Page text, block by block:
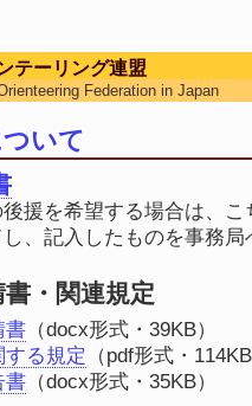
テーリング連盟
Federation in Japan
いて
援を希望する場合は、
、記入したものを事務
・関連規定
書 （docx形式・39KB）
る規定 （pdf形式・
書 （docx形式・35KB）